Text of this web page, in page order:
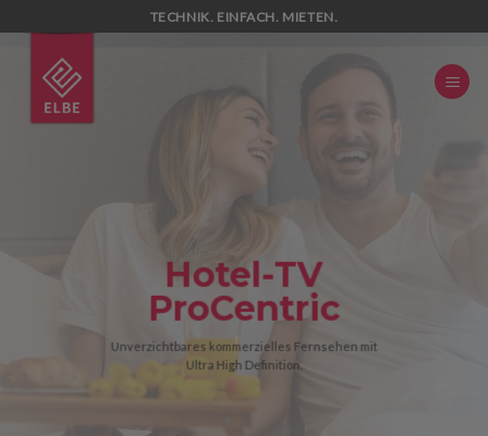
to
content
TECHNIK. EINFACH. MIETEN.
Hotel-TV
ProCentric
Unverzichtbares kommerzielles Fernsehen mit
Ultra High Definition.